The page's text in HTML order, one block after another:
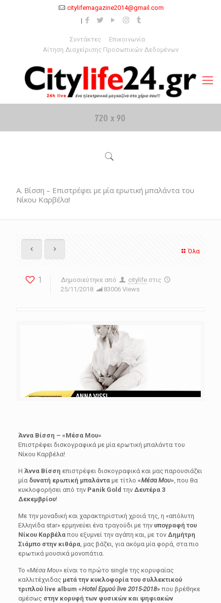
citylifemagazine2014@gmail.com
Συντάκτες
Επικοινωνία
Αίτηση Διαχείρισης Προσωπικών Δεδομένων
Α. Βίσση – Επιστρέφει με μία ερωτική μπαλάντα του
Νίκου Καρβέλα!
Όλα
1 Δημοσιεύτηκε από citylife στις
25/11/2018
83006 Views
Άννα Βίσση – «Μέσα Μου»
Επιστρέφει δισκογραφικά με μία ερωτική μπαλάντα του
Νίκου Καρβέλα!
Η Άννα Βίσση επιστρέφει δισκογραφικά και μας παρουσιάζει
μίαδυνατή ερωτική μπαλάντα με τίτλο «Μέσα Μου», που θα
κυκλοφορήσει από τηνPanik Gold τηνΔευτέρα 3
Δεκεμβρίου!
Με την μοναδική και χαρακτηριστική χροιά της, η «απόλυτη
Ελληνίδα star» ερμηνεύει ένα τραγούδι με τηνυπογραφή του
Νίκου Καρβέλαπου εξυμνεί την αγάπη και, με τονΔημήτρη
Σιάμπο στην κιθάρα, μας βάζει, για ακόμα μία φορά, στα πιο
ερωτικά μουσικά μονοπάτια.
Το «Μέσα Μου» είναι το πρώτο single της κορυφαίας
καλλιτέχνιδας μετά την κυκλοφορία του συλλεκτικού
τριπλού live album «Hotel Ερμού live 2015-2018» που βρέθηκε
αμέσως στην κορυφή των φυσικών και ψηφιακών